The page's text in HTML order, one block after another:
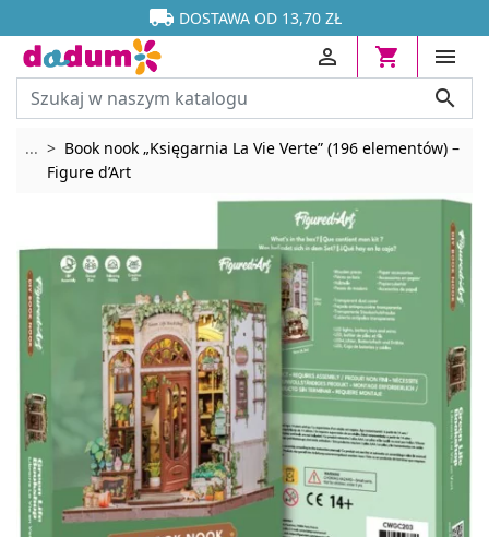

 DOSTAWA OD 13,70 ZŁ






... Rozwiń breadcrumbs
Book nook „Księgarnia La Vie Verte” (196 elementów) –
Figure d’Art